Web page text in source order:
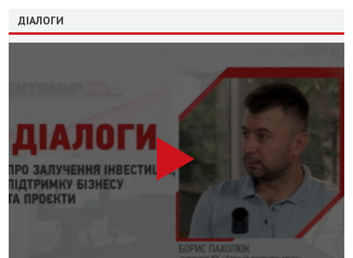
ДІАЛОГИ